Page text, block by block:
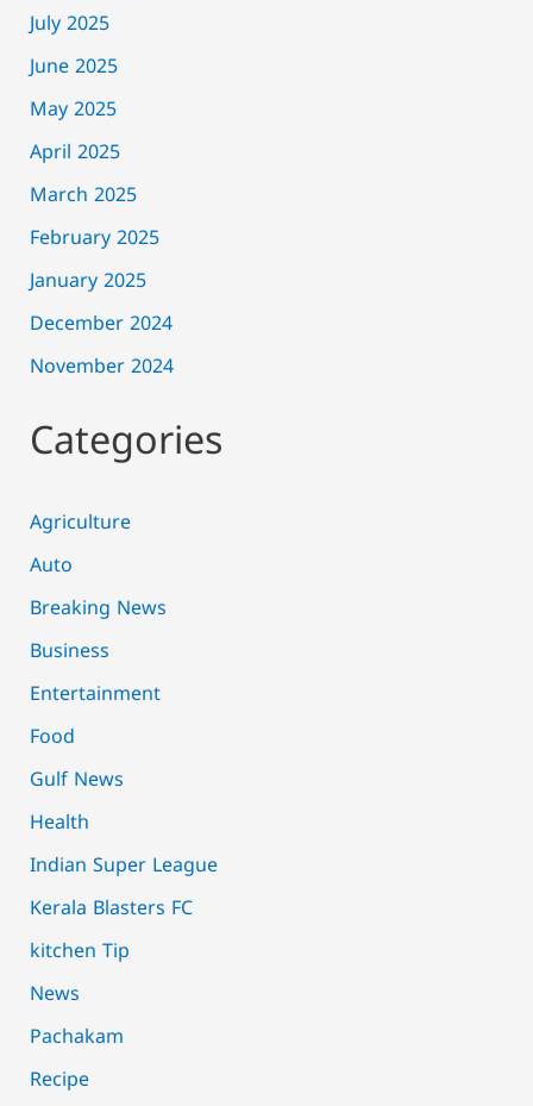
July 2025
June 2025
May 2025
April 2025
March 2025
February 2025
January 2025
December 2024
November 2024
Categories
Agriculture
Auto
Breaking News
Business
Entertainment
Food
Gulf News
Health
Indian Super League
Kerala Blasters FC
kitchen Tip
News
Pachakam
Recipe